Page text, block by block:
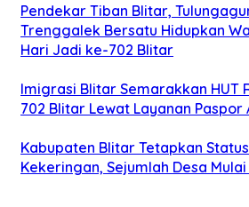
Pendekar Tiban Blitar,
Trenggalek Bersatu Hidupkan
Hari Jadi ke-702 Blitar
Imigrasi Blitar Semarakkan HUT
702 Blitar Lewat Layanan Paspor
Kabupaten Blitar Tetapkan
Kekeringan, Sejumlah Desa